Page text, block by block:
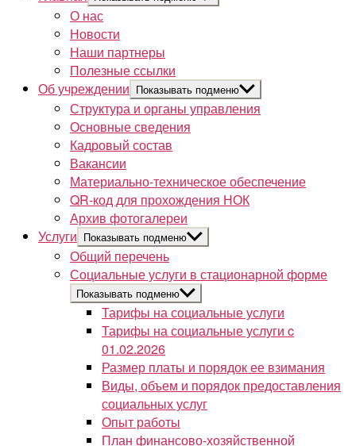
О нас
Новости
Наши партнеры
Полезные ссылки
Об учреждении Показывать подменю
Структура и органы управления
Основные сведения
Кадровый состав
Вакансии
Материально-техническое обеспечение
QR-код для прохождения НОК
Архив фотогалереи
Услуги Показывать подменю
Общий перечень
Социальные услуги в стационарной форме
Показывать подменю
Тарифы на социальные услуги
Тарифы на социальные услуги c
01.02.2026
Размер платы и порядок ее взимания
Виды, объем и порядок предоставления
социальных услуг
Опыт работы
План финансово-хозяйственной